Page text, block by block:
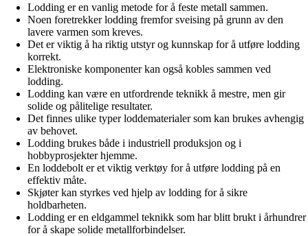
Lodding er en vanlig metode for å feste metall sammen.
Noen foretrekker lodding fremfor sveising på grunn av den
lavere varmen som kreves.
Det er viktig å ha riktig utstyr og kunnskap for å utføre lodding
korrekt.
Elektroniske komponenter kan også kobles sammen ved
lodding.
Lodding kan være en utfordrende teknikk å mestre, men gir
solide og pålitelige resultater.
Det finnes ulike typer loddematerialer som kan brukes avhengig
av behovet.
Lodding brukes både i industriell produksjon og i
hobbyprosjekter hjemme.
En loddebolt er et viktig verktøy for å utføre lodding på en
effektiv måte.
Skjøter kan styrkes ved hjelp av lodding for å sikre
holdbarheten.
Lodding er en eldgammel teknikk som har blitt brukt i århundrer
for å skape solide metallforbindelser.